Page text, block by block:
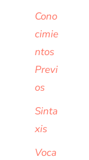
Cono
cimie
ntos
Previ
os
Sinta
xis
Voca